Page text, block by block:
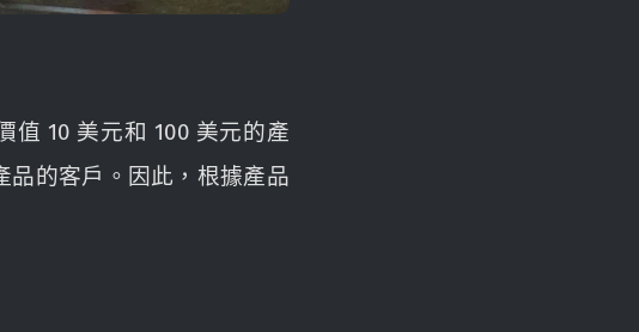
值 10 美元和 100 美元的產
品的客戶。因此，根據產品